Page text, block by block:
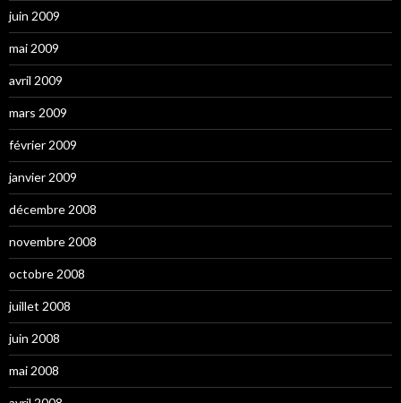
juin 2009
mai 2009
avril 2009
mars 2009
février 2009
janvier 2009
décembre 2008
novembre 2008
octobre 2008
juillet 2008
juin 2008
mai 2008